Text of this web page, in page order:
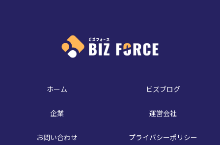
ホーム ビズブログ
企業 運営会社
お問い合わせ プライバシーポリシー